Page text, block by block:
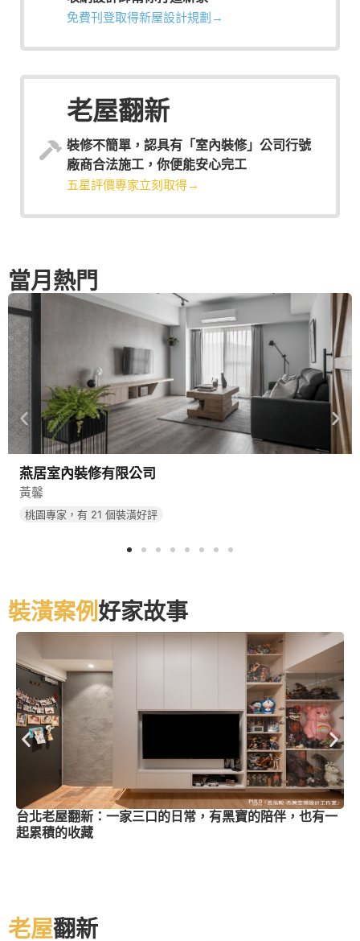
免費刊登取得新屋設計規劃→
老屋翻新
裝修不簡單，認具有「室內裝修」公司行號
廠商合法施工，你便能安心完工
五星評價專家立刻取得→
當月熱門
燕居室內裝修有限公司
黃馨
桃園專家，有 21 個裝潢好評
裝潢案例 好家故事
台北老屋翻新：一家三口的日常，有黑寶的陪伴，也有一
起累積的收藏
老屋翻新